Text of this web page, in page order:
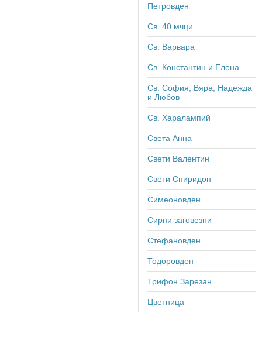
Петровден
Св. 40 мчци
Св. Варвара
Св. Константин и Елена
Св. София, Вяра, Надежда
и Любов
Св. Харалампий
Света Анна
Свети Валентин
Свети Спиридон
Симеоновден
Сирни заговезни
Стефановден
Тодоровден
Трифон Зарезан
Цветница